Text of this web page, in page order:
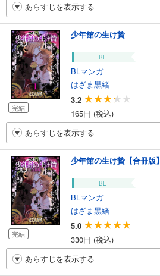
あらすじを表示する
完結
少年館の生け贄
BL
BLマンガ
はざま黒緒
3.2
165円 (税込)
あらすじを表示する
完結
少年館の生け贄【合冊版】
BL
BLマンガ
はざま黒緒
5.0
330円 (税込)
あらすじを表示する